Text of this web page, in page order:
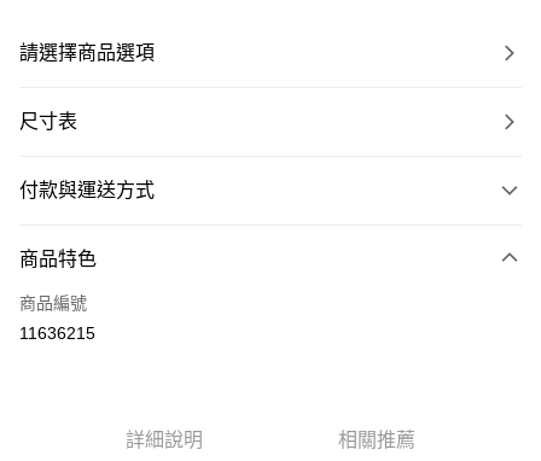
請選擇商品選項
尺寸表
付款與運送方式
信用卡一次付款
運送方式
商品特色
商品編號
11636215
詳細說明 相關推薦